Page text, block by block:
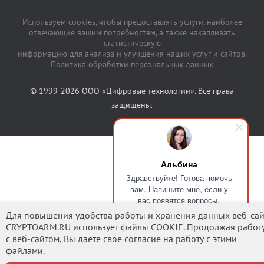
Альбина
Здравствуйте! Готова помочь
вам. Напишите мне, если у
вас появятся вопросы.
Для повышения удобства работы и хранения данных веб-
CRYPTOARM.RU использует файлы COOKIE. Продолжая
с веб-сайтом, Вы даете свое согласие на работу с этими
файлами.
Используем cookies, чтобы предоставлять услуги, наиболее
отвечающие вашим потребностям, а также накапливать
статистическую
информацию для анализа и улучшения наших услуг и сайтов.
Политика обработки персональных данных
© 1999-2026 ООО «Цифровые технологии». Все права
защищены.